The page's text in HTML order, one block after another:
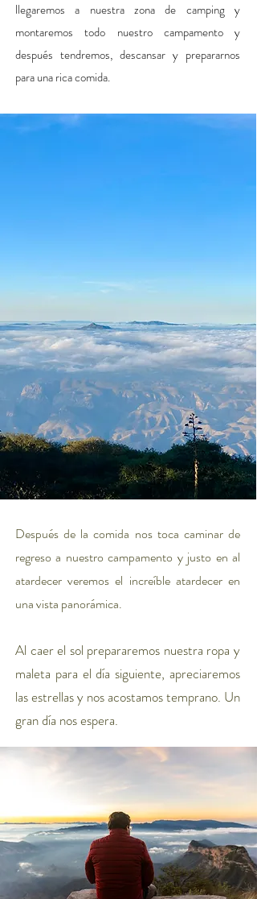
llegaremos a nuestra zona de camping y
montaremos todo nuestro campamento y
después tendremos, descansar y prepararnos
para una ricacomida.
Después de la comida nos toca caminar de
regreso a nuestro campamento y justo en al
atardecer veremos el increíble atardecer en
una vista panorámica.
Al caer el sol prepararemos nuestra ropa y
maleta para el día siguiente, apreciaremos
las estrellas y nos acostamos temprano. Un
gran día nos espera.